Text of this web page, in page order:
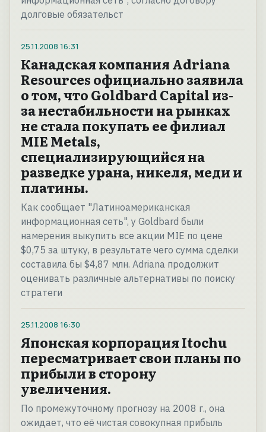
долговые обязательст
25.11.2008 16:31
Канадская компания Adriana
Resources официально заявила
о том, что Goldbard Capital из-
за нестабильности на рынках
не стала покупать ее филиал
MIE Metals,
специализирующийся на
разведке урана, никеля, меди и
платины.
Как сообщает "Латиноамериканская
информационная сеть", у Goldbard были
намерения выкупить все акции MIE по цене
$0,75 за штуку, в результате чего сумма сделки
составила бы $4,87 млн. Adriana продолжит
оценивать различные альтернативы по поиску
стратеги
25.11.2008 16:30
Японская корпорация Itochu
пересматривает свои планы по
прибыли в сторону
увеличения.
По промежуточному прогнозу на 2008 г., она
ожидает, что её чистая совокупная прибыль